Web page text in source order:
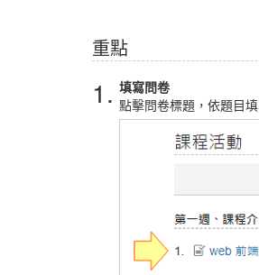
重點
1. 填寫問卷
點擊問卷標題，依題目